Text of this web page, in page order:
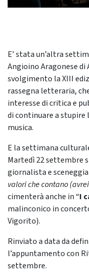
E’ stata un’altra
Angioino Aragonese di
svolgimento la XIII
rassegna letteraria,
interesse di critica e
di continuare a stupire
musica.
E la settimana
Martedì 22 settembre
giornalista e
valori che contano
cimenterà anche in “I
malinconico in
Vigorito).
Rinviato a data da
l’appuntamento con
settembre.